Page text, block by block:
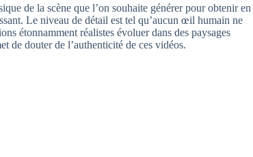
de la scène que l’on souhaite générer pour obtenir en
Le niveau de détail est tel qu’aucun œil humain ne
étonnamment réalistes évoluer dans des paysages
de douter de l’authenticité de ces vidéos.